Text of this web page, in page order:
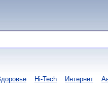
Hi-Tech Интернет